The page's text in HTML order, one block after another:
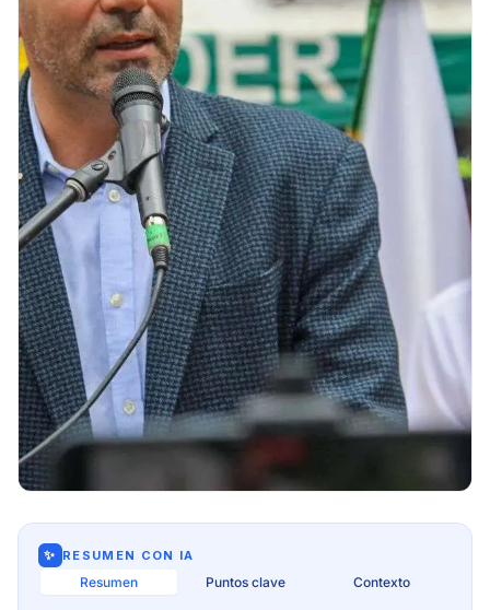
✨ RESUMEN CON IA
Resumen Puntos clave Contexto